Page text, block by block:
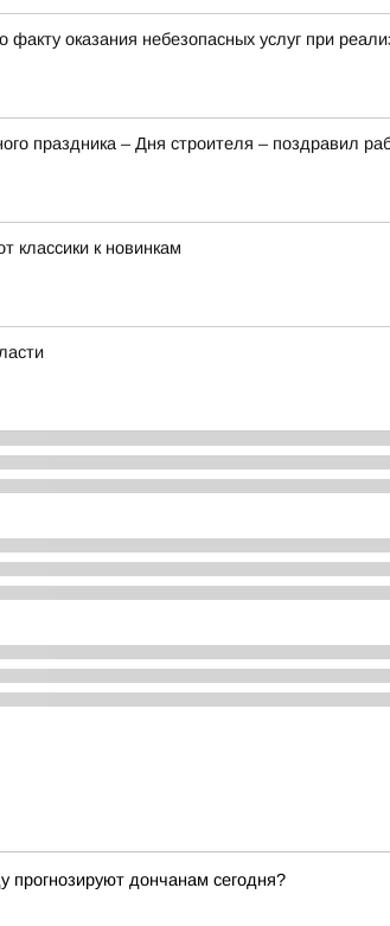
оказания небезопасных услуг при
праздника – Дня строителя – поздравил
классики к новинкам
прогнозируют дончанам сегодня?